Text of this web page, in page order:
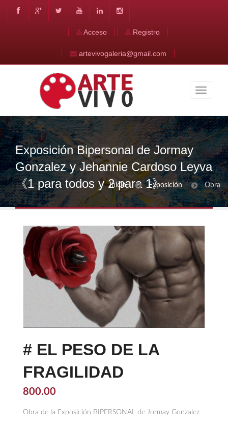
Acceso Registro
artevivogaleria@gmail.com
Exposición Bipersonal de Jormay
Gonzalez y Jehannie Cardoso Leyva
《1 para todos y 2 para 1》
Inicio Exposición Obra
# EL PESO DE LA
FRAGILIDAD
800.00
Obra de la Exposición BIPERSONAL de Jormay Gonzalez